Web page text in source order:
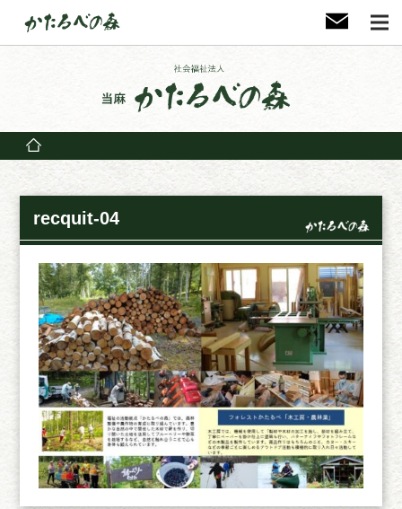
recquit-04